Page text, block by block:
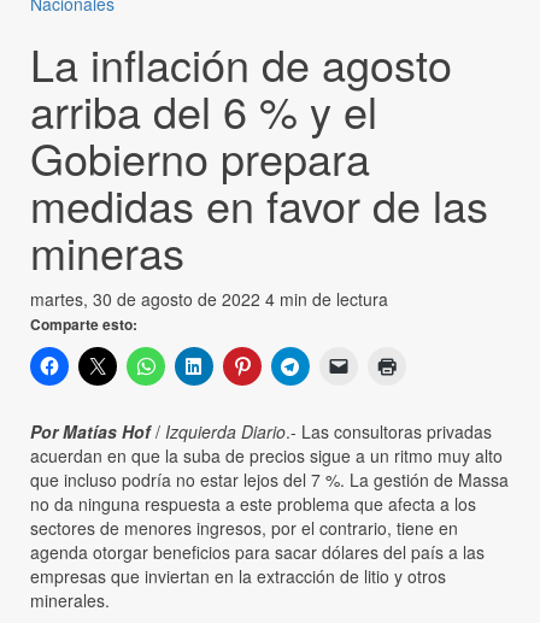
La inflación de agosto
arriba del 6 % y el
Gobierno prepara
medidas en favor de las
mineras
martes, 30 de agosto de 2022 4 min de lectura
Comparte esto:
Por Matías Hof/ Izquierda Diario.- Las consultoras privadas
acuerdan en que la suba de precios sigue a un ritmo muy alto
que incluso podría no estar lejos del 7 %. La gestión de Massa
no da ninguna respuesta a este problema que afecta a los
sectores de menores ingresos, por el contrario, tiene en
agenda otorgar beneficios para sacar dólares del país a las
empresas que inviertan en la extracción de litio y otros
minerales.